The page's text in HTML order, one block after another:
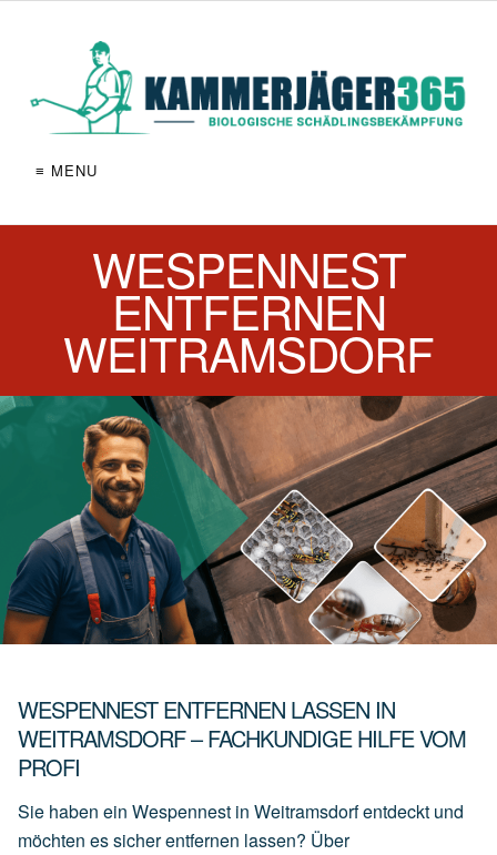
≡ MENU
WESPENNEST
ENTFERNEN
WEITRAMSDORF
WESPENNEST ENTFERNEN LASSEN IN
WEITRAMSDORF – FACHKUNDIGE HILFE VOM
PROFI
Sie haben ein Wespennest in Weitramsdorf entdeckt und
möchten es sicher entfernen lassen? Über